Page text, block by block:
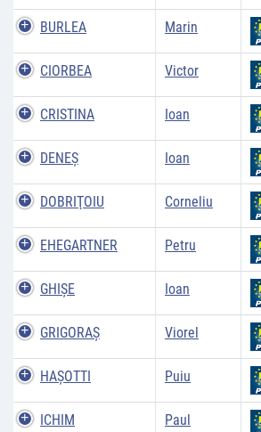
BURLEA Marin
CIORBEA Victor
CRISTINA Ioan
DENEŞ Ioan
DOBRIŢOIU Corneliu
EHEGARTNER Petru
GHIŞE Ioan
GRIGORAŞ Viorel
HAŞOTTI Puiu
ICHIM Paul